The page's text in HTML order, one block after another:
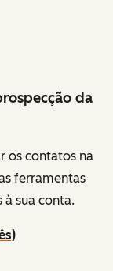
da
os contatos na
ferramentas
à sua conta.